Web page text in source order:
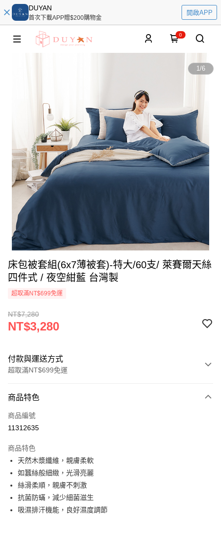
DUYAN
首次下載APP贈$200購物金
開啟APP
0
1/6
床包被套組(6x7薄被套)-特大/60支/ 萊賽爾天絲
四件式 / 夜空紺藍 台灣製
超取滿NT$699免運
NT$7,280
NT$3,280
付款與運送方式
超取滿NT$699免運
信用卡一次付款
信用卡分期付款
合作金庫商業銀行
華南商業銀行
上海商業儲蓄銀行
國泰世華商業銀行
臺灣中小企業銀行
匯豐（台灣）商業銀行
聯邦商業銀行
超商取貨付款
LINE Pay
Apple Pay
悠遊付
商品特色
商品編號
11312635
商品特色
天然木漿纖維，親膚柔軟
如蠶絲般細緻，光滑亮麗
絲滑柔順，親膚不刺激
抗菌防蟎，減少細菌滋生
吸濕排汗機能，良好濕度調節